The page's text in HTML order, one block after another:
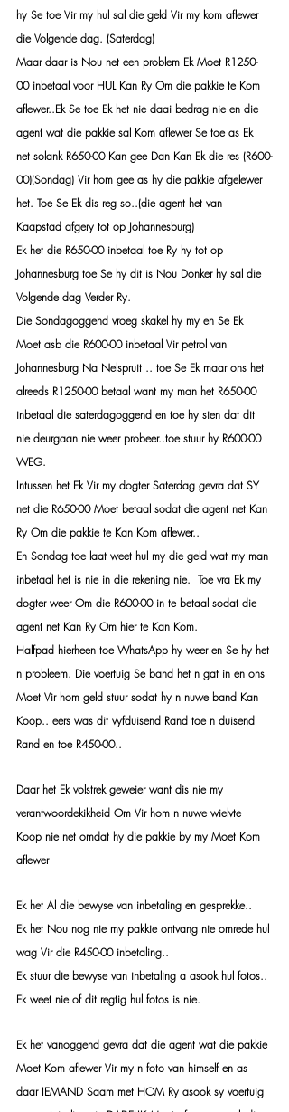
hy Se toe Vir my hul sal die geld Vir my kom aflewer
die Volgende dag. (Saterdag)
Maar daar is Nou net een problem Ek Moet R1250-
00 inbetaal voor HUL Kan Ry Om die pakkie te Kom
aflewer..Ek Se toe Ek het nie daai bedrag nie en die
agent wat die pakkie sal Kom aflewer Se toe as Ek
net solank R650-00 Kan gee Dan Kan Ek die res (R600-
00)(Sondag) Vir hom gee as hy die pakkie afgelewer
het. Toe Se Ek dis reg so..(die agent het van
Kaapstad afgery tot op Johannesburg)
Ek het die R650-00 inbetaal toe Ry hy tot op
Johannesburg toe Se hy dit is Nou Donker hy sal die
Volgende dag Verder Ry.
Die Sondagoggend vroeg skakel hy my en Se Ek
Moet asb die R600-00 inbetaal Vir petrol van
Johannesburg Na Nelspruit .. toe Se Ek maar ons het
alreeds R1250-00 betaal want my man het R650-00
inbetaal die saterdagoggend en toe hy sien dat dit
nie deurgaan nie weer probeer..toe stuur hy R600-00
WEG.
Intussen het Ek Vir my dogter Saterdag gevra dat SY
net die R650-00 Moet betaal sodat die agent net Kan
Ry Om die pakkie te Kan Kom aflewer..
En Sondag toe laat weet hul my die geld wat my man
inbetaal het is nie in die rekening nie.  Toe vra Ek my
dogter weer Om die R600-00 in te betaal sodat die
agent net Kan Ry Om hier te Kan Kom.
Halfpad hierheen toe WhatsApp hy weer en Se hy het
n probleem. Die voertuig Se band het n gat in en ons
Moet Vir hom geld stuur sodat hy n nuwe band Kan
Koop.. eers was dit vyfduisend Rand toe n duisend
Rand en toe R450-00..
Daar het Ek volstrek geweier want dis nie my
verantwoordekikheid Om Vir hom n nuwe wielvte
Koop nie net omdat hy die pakkie by my Moet Kom
aflewer
Ek het Al die bewyse van inbetaling en gesprekke..
Ek het Nou nog nie my pakkie ontvang nie omrede hul
wag Vir die R450-00 inbetaling..
Ek stuur die bewyse van inbetaling a asook hul fotos..
Ek weet nie of dit regtig hul fotos is nie.
Ek het vanoggend gevra dat die agent wat die pakkie
Moet Kom aflewer Vir my n foto van himself en as
daar IEMAND Saam met HOM Ry asook sy voertuig